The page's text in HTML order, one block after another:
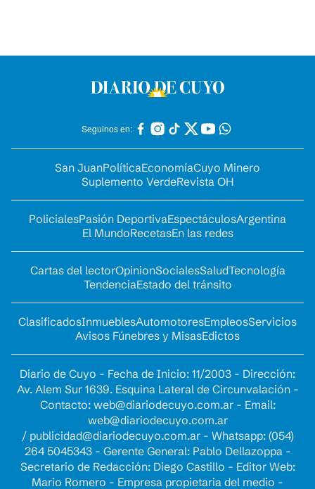
Seguinos en:
San JuanPolíticaEconomíaCuyo Minero
Suplemento VerdeRevista OH
PolicialesPasión DeportivaEspectáculosArgentina
El MundoRecetasEn las redes
Cartas del lectorOpinionSocialesSaludTecnología
TendenciaEstado del tránsito
ClasificadosInmueblesAutomotoresEmpleosServicios
Avisos Fúnebres y MisasEdictos
Diario de Cuyo - Fecha de Inicio: 11/2003 - Dirección:
Av. Alem Sur 1639. Esquina Lateral de Circunvalación -
Contacto: web@diariodecuyo.com.ar- Email:
web@diariodecuyo.com.ar
/ publicidad@diariodecuyo.com.ar- Whatsapp: (054)
264 5045343 - Gerente General: Pablo Dellazoppa -
Secretario de Redacción: Diego Castillo - Editor Web:
Mario Romero - Empresa propietaria del medio -